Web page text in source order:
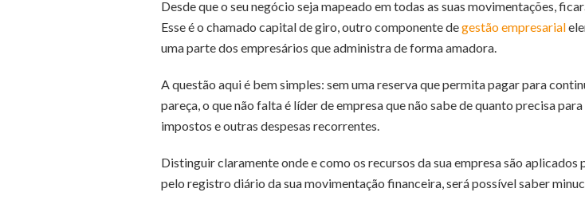
Desde que o seu negócio seja mapeado em todas as suas movimentações,
Esse é o chamado capital de giro, outro componente degestão empresarial
uma parte dos empresários que administra de forma amadora.
A questão aqui é bem simples: sem uma reserva que permita pagar para
pareça, o que não falta é líder de empresa que não sabe de quanto precisa
impostos e outras despesas recorrentes.
Distinguir claramente onde e como os recursos da sua empresa são
pelo registro diário da sua movimentação financeira, será possível saber